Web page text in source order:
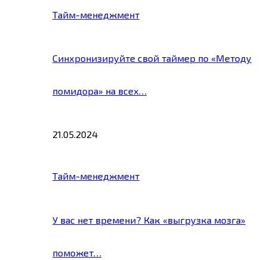
Тайм-менеджмент
Синхронизируйте свой таймер по «Методу
помидора» на всех…
21.05.2024
Тайм-менеджмент
У вас нет времени? Как «выгрузка мозга»
поможет…